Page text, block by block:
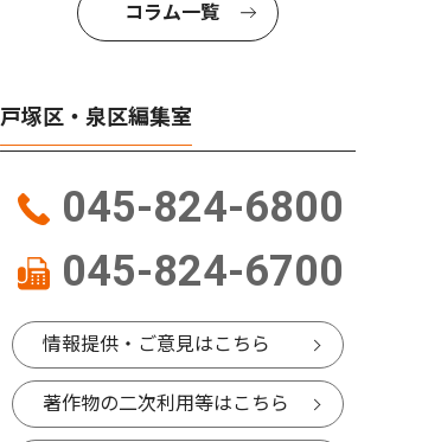
コラム一覧
戸塚区・泉区編集室
045-824-6800
045-824-6700
情報提供・ご意見はこちら
著作物の二次利用等はこちら